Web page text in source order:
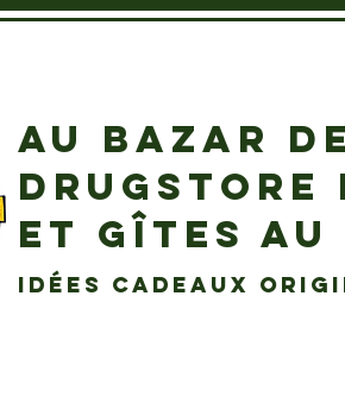
AU BAZAR
DRUGSTORE
ET GÎTES AU
idées cadeaux